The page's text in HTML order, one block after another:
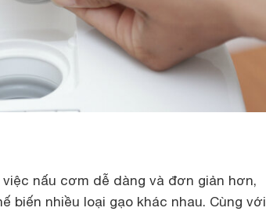
nấu cơm dễ dàng và đơn giản hơn,
biến nhiều loại gạo khác nhau. Cùng với